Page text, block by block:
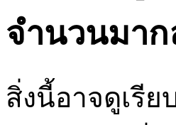
จำนวนมาก
สิ่งนี้อาจดูเรี